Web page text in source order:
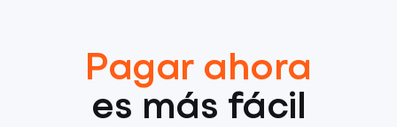
Pagar ahora
es más fácil